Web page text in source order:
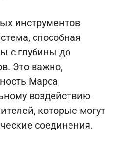
инструментов
способная
с глубины до
Это важно,
Марса
воздействию
которые могут
соединения.